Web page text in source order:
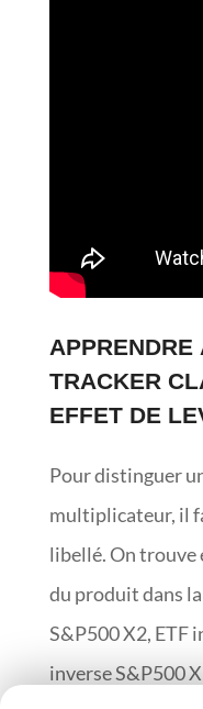
APPRENDRE
TRACKER
EFFET DE
Pour distinguer
multiplicateur, il
libellé. On trouve
du produit dans
S&P500 X2, ETF
inverse S&P500